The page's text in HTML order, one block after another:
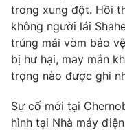
trong xung đột. Hồi
không người lái
trúng mái vòm bảo
bị hư hại, may mắn
trọng nào được ghi
Sự cố mới tại
hình tại Nhà máy